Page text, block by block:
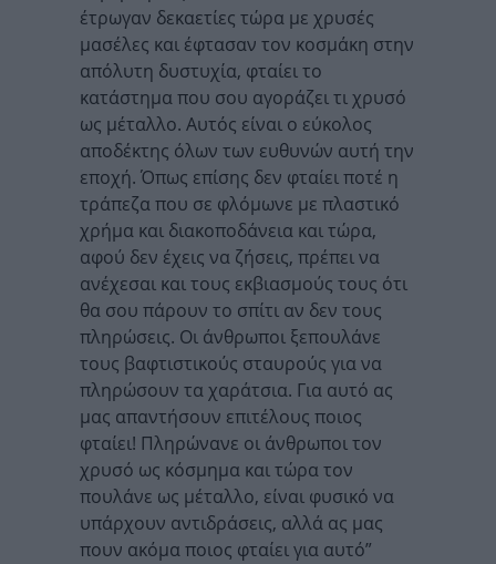
έτρωγαν δεκαετίες τώρα με χρυσές
μασέλες και έφτασαν τον κοσμάκη στην
απόλυτη δυστυχία, φταίει το
κατάστημα που σου αγοράζει τι χρυσό
ως μέταλλο. Αυτός είναι ο εύκολος
αποδέκτης όλων των ευθυνών αυτή την
εποχή. Όπως επίσης δεν φταίει ποτέ η
τράπεζα που σε φλόμωνε με πλαστικό
χρήμα και διακοποδάνεια και τώρα,
αφού δεν έχεις να ζήσεις, πρέπει να
ανέχεσαι και τους εκβιασμούς τους ότι
θα σου πάρουν το σπίτι αν δεν τους
πληρώσεις. Οι άνθρωποι ξεπουλάνε
τους βαφτιστικούς σταυρούς για να
πληρώσουν τα χαράτσια. Για αυτό ας
μας απαντήσουν επιτέλους ποιος
φταίει! Πληρώνανε οι άνθρωποι τον
χρυσό ως κόσμημα και τώρα τον
πουλάνε ως μέταλλο, είναι φυσικό να
υπάρχουν αντιδράσεις, αλλά ας μας
πουν ακόμα ποιος φταίει για αυτό”